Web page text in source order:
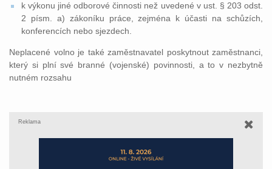
k výkonu jiné odborové činnosti než uvedené v ust. § 203 odst.
2 písm. a) zákoníku práce, zejména k účasti na schůzích,
konferencích nebo sjezdech.
Neplacené volno je také zaměstnavatel poskytnout zaměstnanci,
který si plní své branné (vojenské) povinnosti, a to v nezbytně
nutném rozsahu
Reklama